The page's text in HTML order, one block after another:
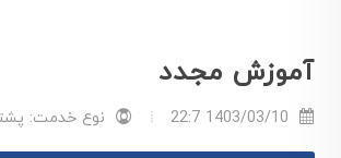
آموزش مجدد
نوع خدمت: